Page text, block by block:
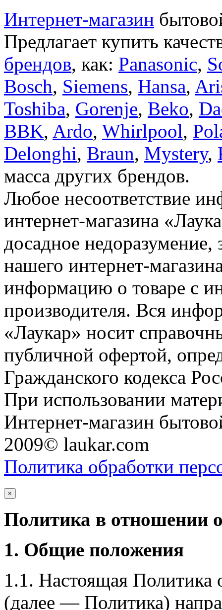
Интернет-магазин
Предлагает купить
брендов, как: Panasonic,
Bosch, Siemens, Hansa,
Toshiba, Gorenje, Beko,
BBK, Ardo, Whirlpool,
Delonghi, Braun, Mystery,
масса других брендов.
Любое несоответствие
интернет-магазина
досадное недоразумение,
нашего интернет-
информацию о товаре с
производителя. Вся
«Лаукар» носит
публичной офертой,
Гражданского кодекса
При использовании
Интернет-магазин
2009© laukar.com
Политика обработки
×
Политика в отношении
1. Общие положения
1.1. Настоящая Политика
(далее — Политика)